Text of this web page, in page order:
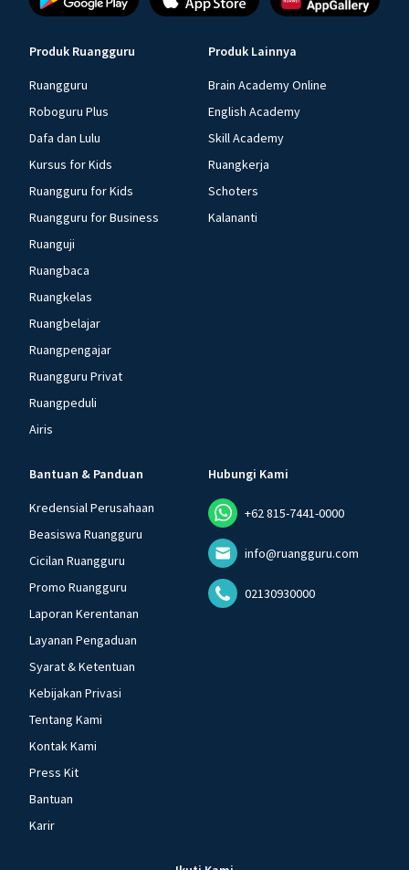
Produk Ruangguru
Ruangguru
Roboguru Plus
Dafa dan Lulu
Kursus for Kids
Ruangguru for Kids
Ruangguru for Business
Ruanguji
Ruangbaca
Ruangkelas
Ruangbelajar
Ruangpengajar
Ruangguru Privat
Ruangpeduli
Airis
Produk Lainnya
Brain Academy Online
English Academy
Skill Academy
Ruangkerja
Schoters
Kalananti
Bantuan & Panduan
Kredensial Perusahaan
Beasiswa Ruangguru
Cicilan Ruangguru
Promo Ruangguru
Laporan Kerentanan
Layanan Pengaduan
Syarat & Ketentuan
Kebijakan Privasi
Tentang Kami
Kontak Kami
Press Kit
Bantuan
Karir
Hubungi Kami
+62 815-7441-0000
info@ruangguru.com
02130930000